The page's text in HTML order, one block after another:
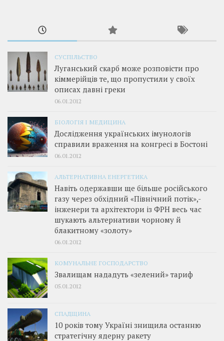
СУСПІЛЬСТВО
Луганський скарб може розповісти про
кіммерійців те, що пропустили у своїх
описах давні греки
06.01.2012
БІОЛОГІЯ І МЕДИЦИНА
Дослідження українських імунологів
справили враження на конгресі в Бостоні
06.01.2012
АЛЬТЕРНАТИВНА ЕНЕРГЕТИКА
Навіть одержавши ще більше російського
газу через обхідний «Північний потік»,­
інженери та архітектори із ФРН весь час
шукають альтернативи чорному й
блакитному «золоту»
06.01.2012
КОМУНАЛЬНЕ ГОСПОДАРСТВО
Звалищам нададуть «зелений» тариф
05.01.2012
СПАДЩИНА
10 років тому Україні знищила останню
стратегічну ядерну ракету